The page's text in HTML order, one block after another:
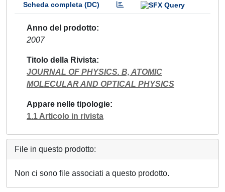
Scheda completa (DC)
Anno del prodotto
2007
Titolo della Rivista
JOURNAL OF PHYSICS. B, ATOMIC
MOLECULAR AND OPTICAL PHYSICS
Appare nelle tipologie
1.1 Articolo in rivista
File in questo prodotto:
Non ci sono file associati a questo prodotto.